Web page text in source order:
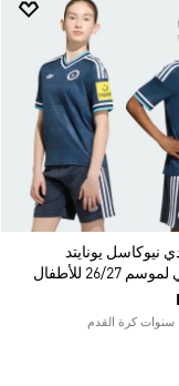
نيوكاسل يونايتد
26/27 للأطفال